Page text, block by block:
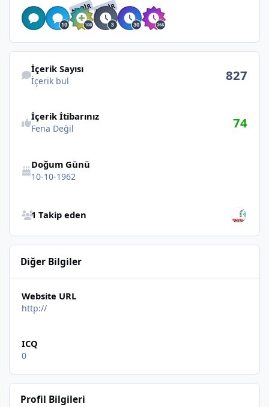
NADIRNADIR
İçerik bul
İçerik Sayısı
İçerik bul 827
İçerik İtibarınız
Fena Değil 74
Doğum Günü
10-10-1962
1 Takip eden
Diğer Bilgiler
Website URL
http://
ICQ
0
Profil Bilgileri